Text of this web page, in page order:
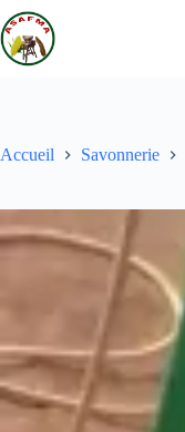
Accueil Savonnerie